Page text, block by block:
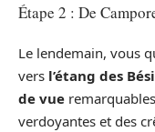
Étape 2 : De
Le lendemain, vous
vers l’étang des
de vue
verdoyantes et des